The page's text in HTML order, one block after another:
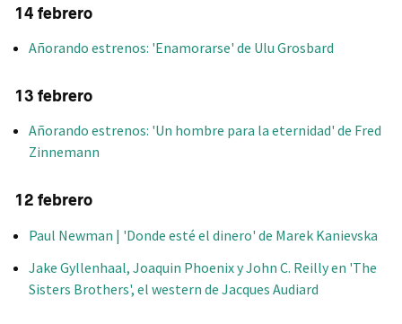
14 febrero
Añorando estrenos: 'Enamorarse' de Ulu Grosbard
13 febrero
Añorando estrenos: 'Un hombre para la eternidad' de Fred
Zinnemann
12 febrero
Paul Newman | 'Donde esté el dinero' de Marek Kanievska
Jake Gyllenhaal, Joaquin Phoenix y John C. Reilly en 'The
Sisters Brothers', el western de Jacques Audiard